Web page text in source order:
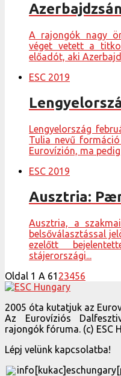
A rajongók nagy
véget vetett a
előadót, aki
ESC 2019
Lengyelország
Tulia nevű
Eurovízión, ma
ESC 2019
Ausztria:
Ausztria, a
belsőválasztással
ezelőtt
stájerországi...
Oldal 1 A 61 23456
2005 óta kutatjuk az
Az Eurovíziós
rajongók fóruma. (c) ESC
Lépj velünk kapcsolatba!